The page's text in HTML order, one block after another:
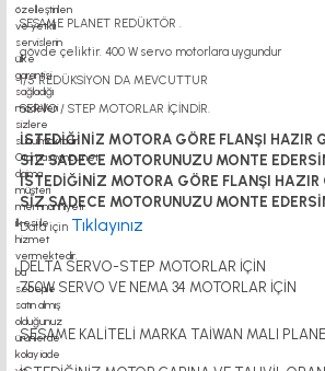
SESAME PLANET REDÜKTÖR .
gövde çeliktir. 400 W servo motorlara uygundur
1/5 REDÜKSİYON DA MEVCUTTUR
SERVO / STEP MOTORLAR İÇİNDİR.
İSTEDİĞİNİZ MOTORA GÖRE FLANŞI HAZIR
SİZ SADECE MOTORUNUZU MONTE
İSTEDİĞİNİZ MOTORA GÖRE FLANŞI HAZIR
SİZ SADECE MOTORUNUZU MONTE
Data için Tıklayınız
DELTA SERVO-STEP MOTORLAR İÇİN
750W SERVO VE NEMA 34 MOTORLAR İÇİN
SESAME KALİTELİ MARKA TAİWAN MALI